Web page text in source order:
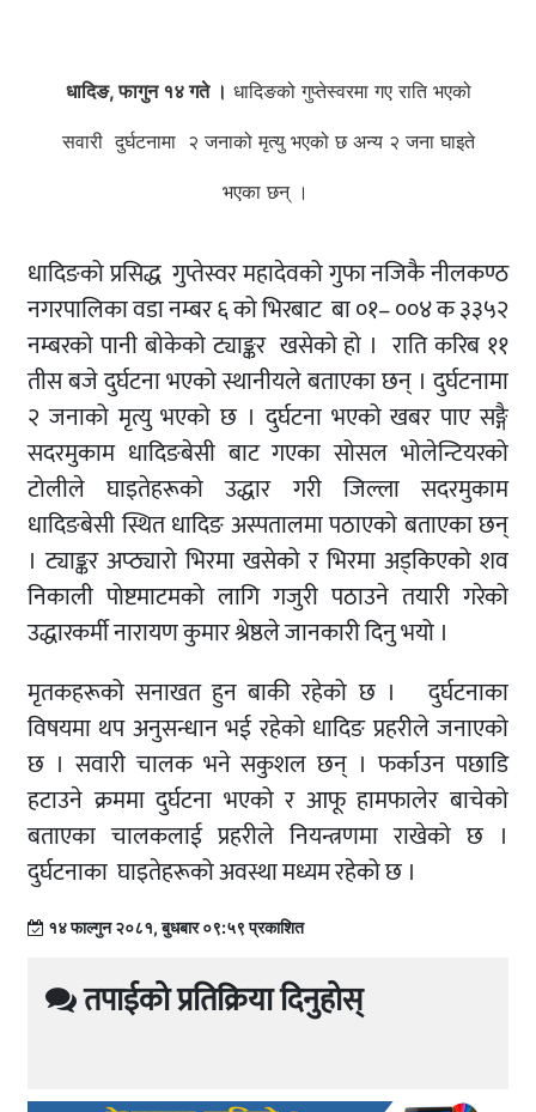
धादिङ, फागुन १४ गते । धादिङको गुप्तेस्वरमा गए राति भएको
सवारी दुर्घटनामा २ जनाको मृत्यु भएको छ अन्य २ जना घाइते
भएका छन् ।
धादिङको प्रसिद्ध गुप्तेस्वर महादेवको गुफा नजिकै नीलकण्ठ
नगरपालिका वडा नम्बर ६ को भिरबाट बा ०१– ००४ क ३३५२
नम्बरको पानी बोकेको ट्याङ्कर खसेको हो । राति करिब ११
तीस बजे दुर्घटना भएको स्थानीयले बताएका छन् । दुर्घटनामा
२ जनाको मृत्यु भएको छ । दुर्घटना भएको खबर पाए सङ्गै
सदरमुकाम धादिङबेसी बाट गएका सोसल भोलेन्टियरको
टोलीले घाइतेहरूको उद्धार गरी जिल्ला सदरमुकाम
धादिङबेसी स्थित धादिङ अस्पतालमा पठाएको बताएका छन्
। ट्याङ्कर अप्ठ्यारो भिरमा खसेको र भिरमा अड्किएको शव
निकाली पोष्टमाटमको लागि गजुरी पठाउने तयारी गरेको
उद्धारकर्मी नारायण कुमार श्रेष्ठले जानकारी दिनु भयो ।
मृतकहरूको सनाखत हुन बाकी रहेको छ । दुर्घटनाका
विषयमा थप अनुसन्धान भई रहेको धादिङ प्रहरीले जनाएको
छ । सवारी चालक भने सकुशल छन् । फर्काउन पछाडि
हटाउने क्रममा दुर्घटना भएको र आफू हामफालेर बाचेको
बताएका चालकलाई प्रहरीले नियन्त्रणमा राखेको छ ।
दुर्घटनाका घाइतेहरूको अवस्था मध्यम रहेको छ ।
१४ फाल्गुन २०८१, बुधबार ०९:५९ प्रकाशित
तपाईको प्रतिक्रिया दिनुहोस्